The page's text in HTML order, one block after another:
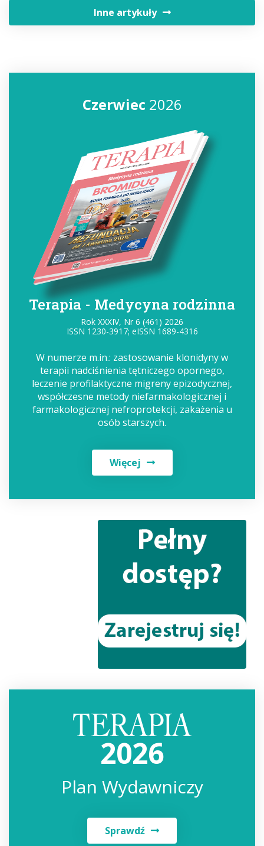
Inne artykuły
Czerwiec2026
Terapia - Medycyna rodzinna
Rok XXXIV, Nr 6 (461) 2026
ISSN 1230-3917; eISSN 1689-4316
W numerze m.in.: zastosowanie klonidyny w
terapii nadciśnienia tętniczego opornego,
leczenie profilaktyczne migreny epizodycznej,
współczesne metody niefarmakologicznej i
farmakologicznej nefroprotekcji, zakażenia u
osób starszych.
Więcej
2026
Plan Wydawniczy
Sprawdź